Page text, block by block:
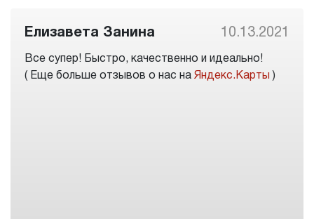
Елизавета Занина 10.13.2021
Все супер! Быстро, качественно и идеально!
( Еще больше отзывов о нас на Яндекс.Карты )